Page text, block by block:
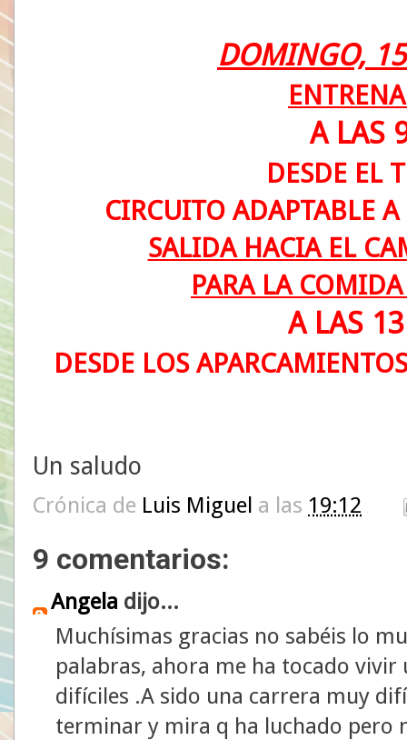
DOMINGO, 15
A LAS
DESDE EL
CIRCUITO ADAPTABLE
SALIDA HACIA EL
PARA LA
A LAS
DESDE LOS
Un saludo
Crónica de Luis Miguel a las 19:12
9 comentarios:
Angela dijo...
Muchísimas gracias no sabéis lo
palabras, ahora me ha tocado
difíciles .A sido una carrera muy
terminar y mira q ha luchado pero